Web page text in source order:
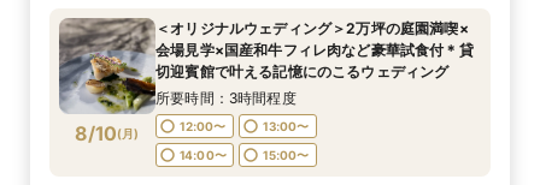
8/9(日)
華特典付きBIGフェア
所要時間：3時間程度
8:45〜
9:00〜
15:00〜
15:15〜
フェアを予約
8/9(日)
所要時間：3時間程度
8:45〜
9:00〜
15:00〜
15:15〜
フェアを予約
8/9(日)
9:00〜 15:00〜
フェアを予約
8/10(月)
＜オリジナルウェディング＞2万坪の庭園満喫×
会場見学×国産和牛フィレ肉など豪華試食付＊貸
切迎賓館で叶える記憶にのこるウェディング
所要時間：3時間程度
12:00〜
13:00〜
14:00〜
15:00〜